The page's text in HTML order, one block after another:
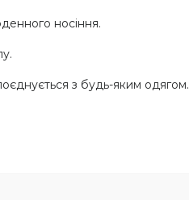
носіння.
з будь-яким одягом.